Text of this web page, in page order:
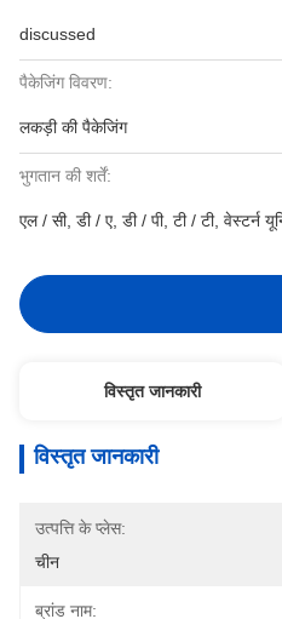
discussed
पैकेजिंग विवरण:
लकड़ी की पैकेजिंग
भुगतान की शर्तें:
एल / सी, डी / ए, डी / पी, टी / टी, वेस्टर्न
विस्तृत जानकारी
विस्तृत जानकारी
उत्पत्ति के प्लेस:
चीन
ब्रांड नाम: